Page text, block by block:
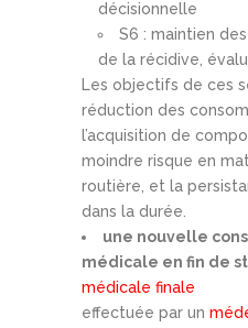
décisionnelle
S6 : maintien
de la récidive,
Les objectifs de ces
réduction des
l’acquisition de
moindre risque en
routière, et la
dans la durée.
une nouvelle
médicale en fin de
médicale finale
effectuée par un